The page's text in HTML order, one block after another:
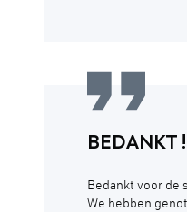
BEDANKT !
Bedankt voor de
We hebben